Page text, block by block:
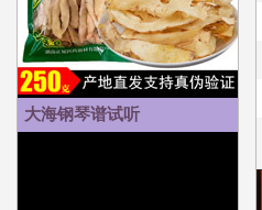
大海钢琴谱试听